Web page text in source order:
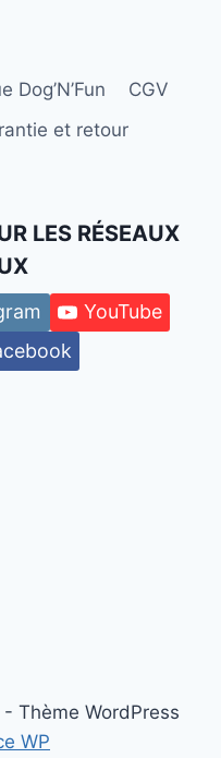
CGV
et retour
LES RÉSEAUX
YouTube
Thème WordPress
WP